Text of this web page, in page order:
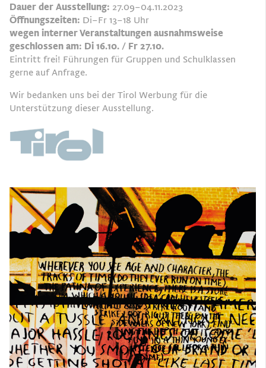
Dauer der Ausstellung: 27.09–04.11.2023
Öffnungszeiten: Di–Fr 13–18 Uhr
wegen interner Veranstaltungen ausnahmsweise
geschlossen am: Di 16.10. / Fr 27.10.
Eintritt frei! Führungen für Gruppen und Schulklassen
gerne auf Anfrage.
Wir bedanken uns bei der Tirol Werbung für die
Unterstützung dieser Ausstellung.